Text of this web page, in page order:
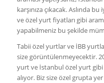
karşınıza çıkacak. Aslında
ve özel yurt fiyatları gibi
yapabilmeniz bu şekilde
Tabii özel yurtlar ve İBB
size görüntülenmeyecektir.
yurt ve İstanbul özel yurt
alıyor. Biz size özel grupta